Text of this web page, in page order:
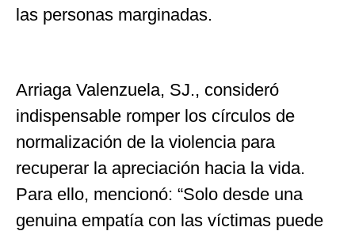
las personas marginadas.
Arriaga Valenzuela, SJ., consideró
indispensable romper los círculos de
normalización de la violencia para
recuperar la apreciación hacia la vida.
Para ello, mencionó: “Solo desde una
genuina empatía con las víctimas puede